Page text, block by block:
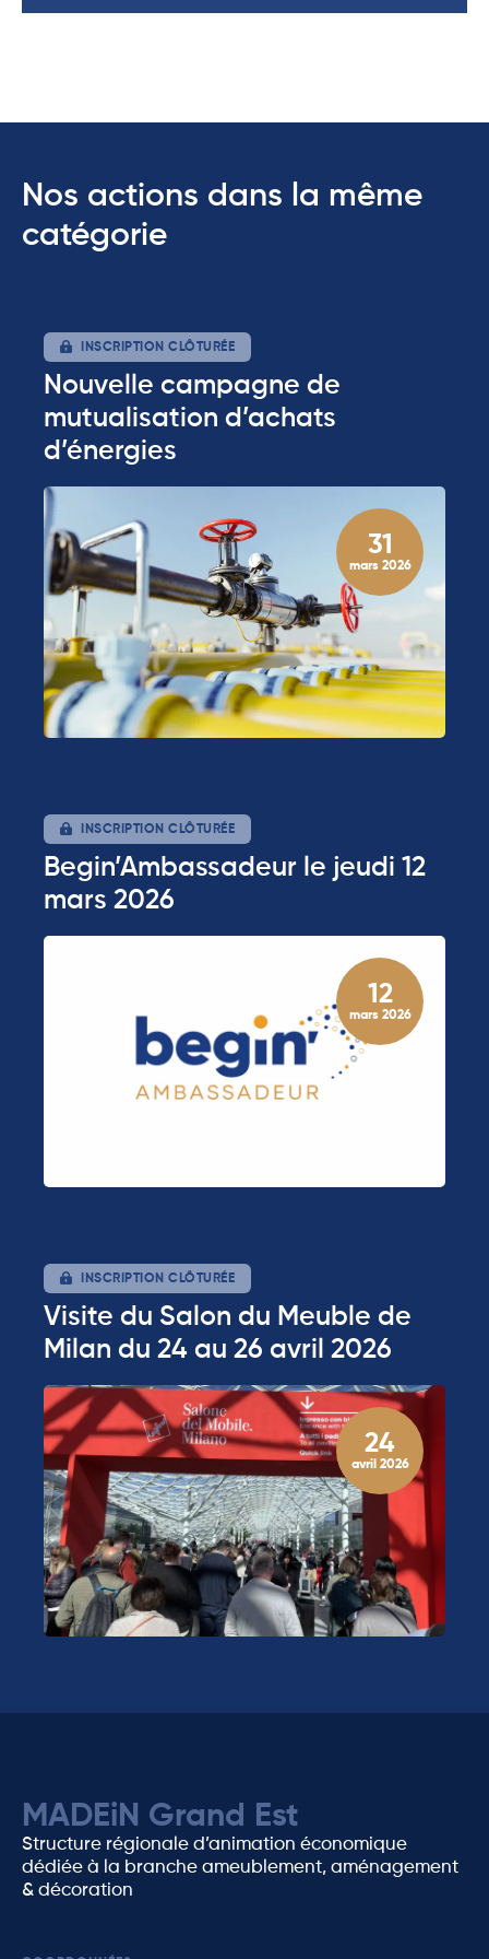
Nos actions dans la même
catégorie
INSCRIPTION CLÔTURÉE
Nouvelle campagne de
mutualisation d’achats
d’énergies
31
mars 2026
INSCRIPTION CLÔTURÉE
Begin’Ambassadeur le jeudi 12
mars 2026
12
mars 2026
INSCRIPTION CLÔTURÉE
Visite du Salon du Meuble de
Milan du 24 au 26 avril 2026
24
avril 2026
MADEiN Grand Est
Structure régionale d’animation économique
dédiée à la branche ameublement, aménagement
& décoration